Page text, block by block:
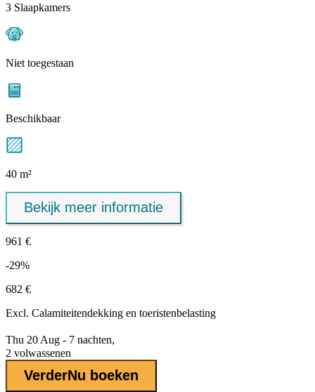
3 Slaapkamers
Niet toegestaan
Beschikbaar
40 m²
Bekijk meer informatie
961 €
-29%
682 €
Excl. Calamiteitendekking en toeristenbelasting
Thu 20 Aug - 7 nachten,
2 volwassenen
VerderNu boeken